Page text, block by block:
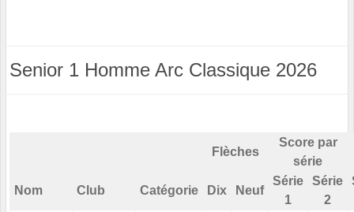
Senior 1 Homme Arc Classique 2026
Flèches
Score par
série
Nom Club Catégorie Dix Neuf
Série
1
Série
2